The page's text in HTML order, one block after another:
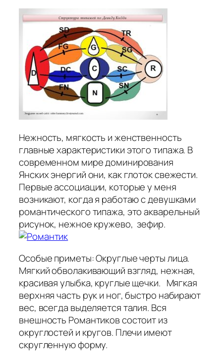
Нежность, мягкость и женственность
главные характеристики этого типажа. В
современном мире доминирования
Янских энергий они, как глоток свежести.
Первые ассоциации, которые у меня
возникают, когда я работаю с девушками
романтического типажа, это акварельный
рисунок, нежное кружево, зефир.
Особые приметы: Округлые черты лица.
Мягкий обволакивающий взгляд, нежная,
красивая улыбка, круглые щечки. Мягкая
верхняя часть рук и ног, быстро набирают
вес, всегда выделяется талия. Вся
внешность Романтиков состоит из
округлостей и кругов. Плечи имеют
скругленную форму.